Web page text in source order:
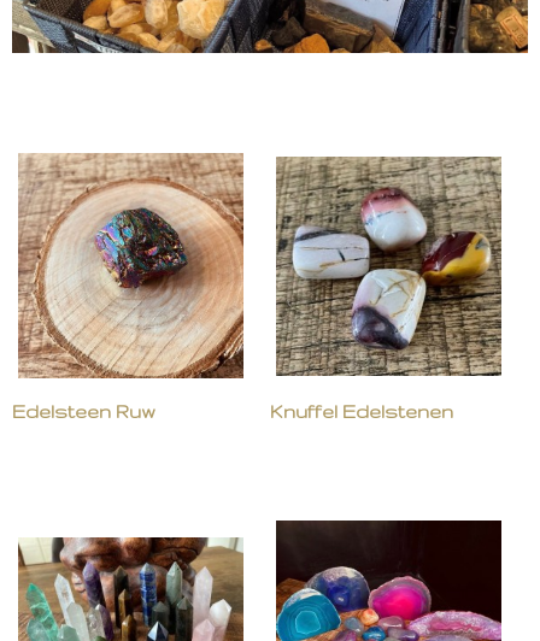
Edelsteen Ruw Knuffel Edelstenen